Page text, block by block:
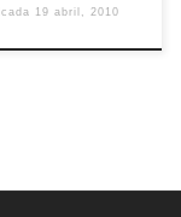
19 abril, 2010